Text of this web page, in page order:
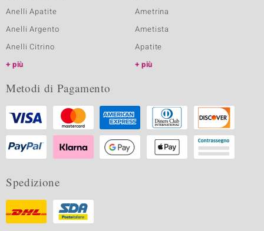
Anelli Apatite
Anelli Argento
Anelli Citrino
più
Ametrina
Ametista
Apatite
più
Metodi di Pagamento
Spedizione